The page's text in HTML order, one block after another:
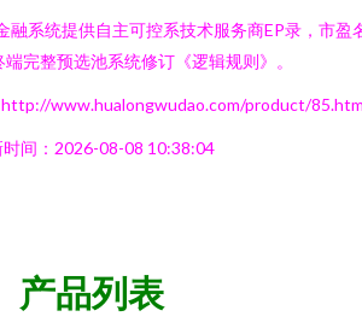
融系统提供自主可控系技术服务商EP录，市盈
完整预选池系统修订《逻辑规则》。
www.hualongwudao.com/product/
时间：2026-08-08 10:38:04
产品列表